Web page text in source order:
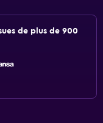
de plus de 900